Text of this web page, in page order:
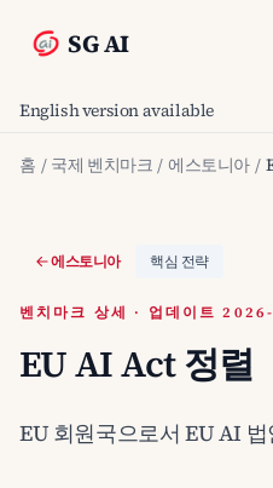
SG AI
English version available
홈 / 국제 벤치마크 / 에스토니아 /
에스토니아 핵심 전략
벤치마크 상세 · 업데이트
EU AI Act 정렬
EU 회원국으로서 EU AI